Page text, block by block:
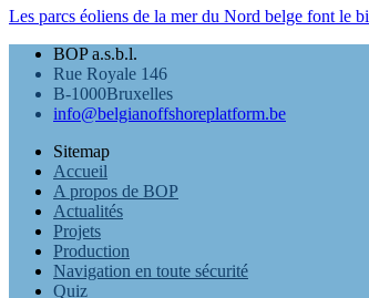
Les parcs éoliens de la mer du Nord belge font le
BOP a.s.b.l.
Rue Royale 146
B-1000Bruxelles
info@belgianoffshoreplatform.be
Sitemap
Accueil
A propos de BOP
Actualités
Projets
Production
Navigation en toute sécurité
Quiz